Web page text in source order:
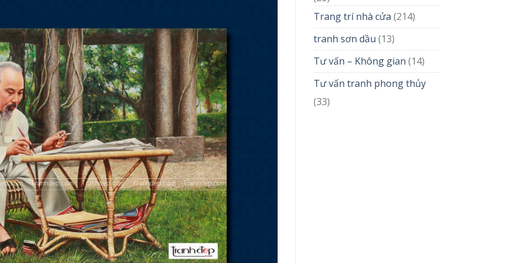
Trang trí nhà cửa (214)
tranh sơn dầu (13)
Tư vấn – Không gian (14)
Tư vấn tranh phong thủy
(33)